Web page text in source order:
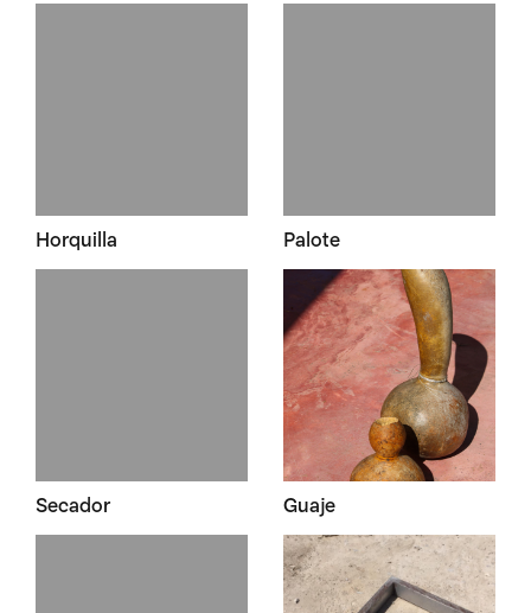
Horquilla Palote
Secador Guaje